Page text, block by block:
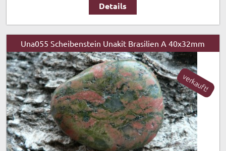
Details
Una055 Scheibenstein Unakit Brasilien A 40x32mm
verkauft!